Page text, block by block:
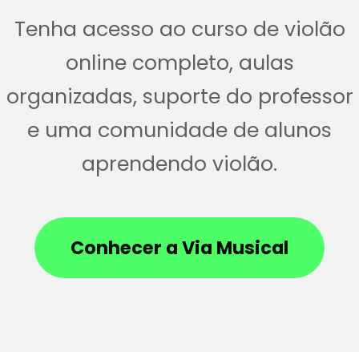
Tenha acesso ao curso de violão
online completo, aulas
organizadas, suporte do professor
e uma comunidade de alunos
aprendendo violão.
Conhecer a Via Musical